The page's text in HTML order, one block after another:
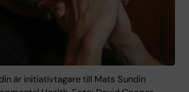
är initiativtagare till Mats Sundin